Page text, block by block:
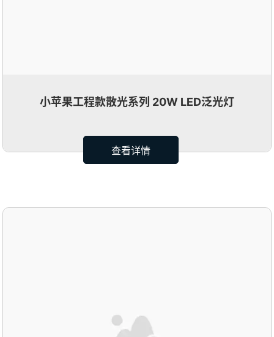
小苹果工程款散光系列 20W LED泛光灯
查看详情